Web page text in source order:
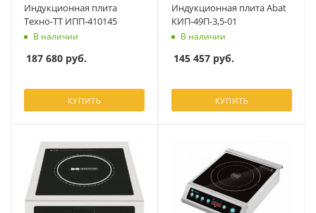
Индукционная плита
Техно-ТТ ИПП-410145
В наличии
187 680 руб.
КУПИТЬ
Индукционная плита Abat
КИП-49П-3,5-01
В наличии
145 457 руб.
КУПИТЬ